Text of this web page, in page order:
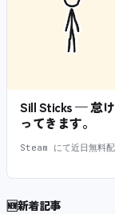
Sill Sticks — 怠
ってきます。
Steam にて近日無料
🆕新着記事